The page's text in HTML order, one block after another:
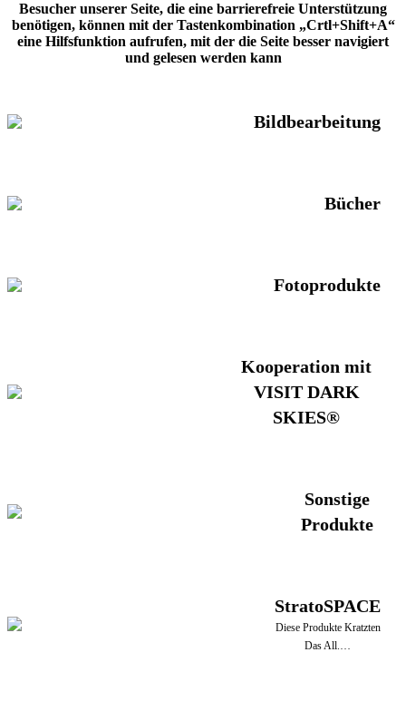
Besucher unserer Seite, die eine barrierefreie Unterstützung
benötigen, können mit der Tastenkombination „Crtl+Shift+A“
eine Hilfsfunktion aufrufen, mit der die Seite besser navigiert
und gelesen werden kann
Bildbearbeitung
Bücher
Fotoprodukte
Kooperation mit
VISIT DARK
SKIES®
Sonstige
Produkte
StratoSPACE
Diese Produkte Kratzten
Das All.…